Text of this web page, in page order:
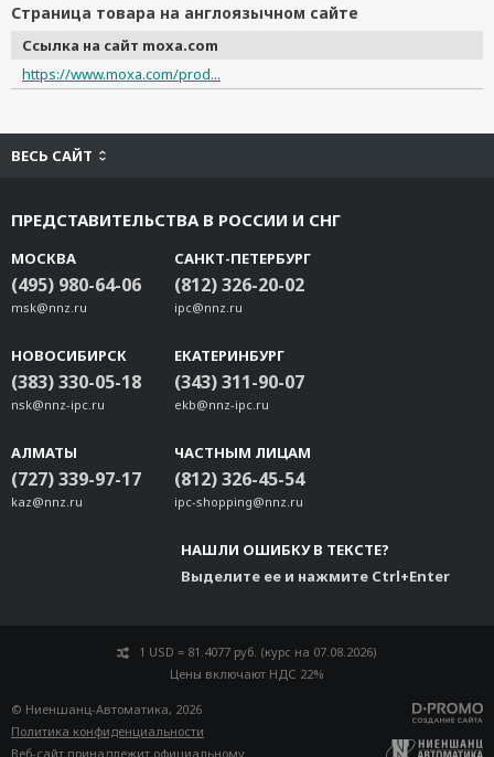
Страница товара на англоязычном сайте
Ссылка на сайт moxa.com
https://www.moxa.com/prod...
ВЕСЬ САЙТ
ПРЕДСТАВИТЕЛЬСТВА В РОССИИ И СНГ
МОСКВА
(495) 980-64-06
msk@nnz.ru
САНКТ-ПЕТЕРБУРГ
(812) 326-20-02
ipc@nnz.ru
НОВОСИБИРСК
(383) 330-05-18
nsk@nnz-ipc.ru
ЕКАТЕРИНБУРГ
(343) 311-90-07
ekb@nnz-ipc.ru
АЛМАТЫ
(727) 339-97-17
kaz@nnz.ru
ЧАСТНЫМ ЛИЦАМ
(812) 326-45-54
ipc-shopping@nnz.ru
НАШЛИ ОШИБКУ В ТЕКСТЕ?
Выделите ее и нажмите Ctrl+Enter
1 USD = 81.4077 руб. (курс на 07.08.2026)
Цены включают НДС 22%
© Ниеншанц-Автоматика, 2026
Политика конфиденциальности
Веб-сайт принадлежит официальному